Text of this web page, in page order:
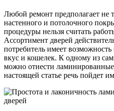
Любой ремонт предполагает не
настенного и потолочного
процедуры нельзя считать
Ассортимент дверей
потребитель имеет
вкус и кошелек. К одному из
можно отнести
настоящей статье речь пойдет